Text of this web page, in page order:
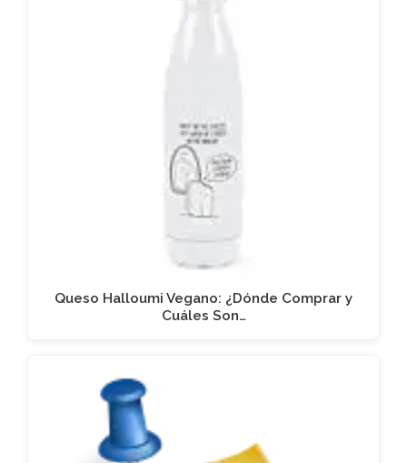
Queso Halloumi Vegano: ¿Dónde Comprar y
Cuáles Son…